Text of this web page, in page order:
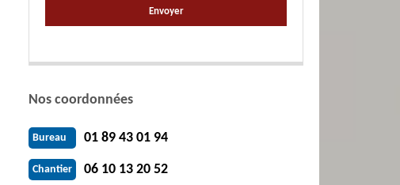
Nos coordonnées
Bureau 01 89 43 01 94
Chantier 06 10 13 20 52